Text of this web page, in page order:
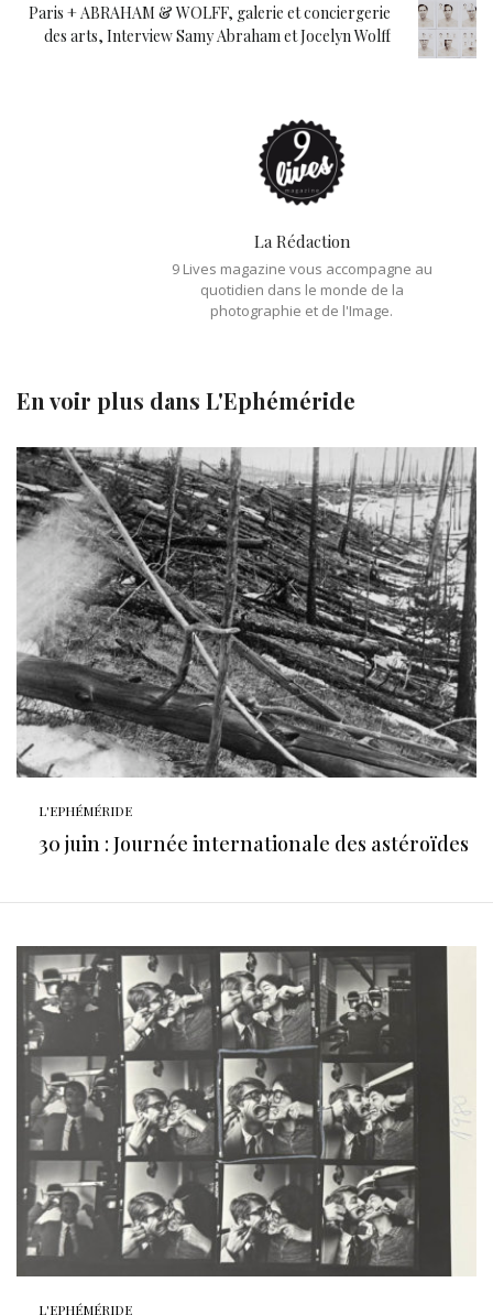
Paris + ABRAHAM & WOLFF, galerie et conciergerie
des arts, Interview Samy Abraham et Jocelyn Wolff
La Rédaction
9 Lives magazine vous accompagne au
quotidien dans le monde de la
photographie et de l'Image.
En voir plus dans L'Ephéméride
L'EPHÉMÉRIDE
30 juin : Journée internationale des astéroïdes
L'EPHÉMÉRIDE